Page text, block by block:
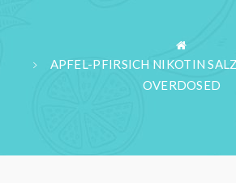
APFEL-PFIRSICH NIKOTIN
OVERDOSED